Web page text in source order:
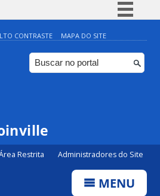
Simplifique!
Comunica BR
Participe
CONTRASTE MAPA DO SITE
Restrita Administradores do Site
MENU